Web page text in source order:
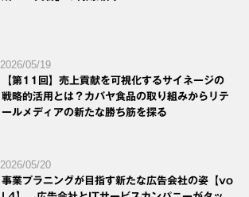
2026/05/19
【第11回】売上貢献を可視化するサイネージの
戦略的活用とは？カバヤ食品の取り組みからリテ
ールメディアの新たな勝ち筋を探る
2026/05/20
事業プラニングが目指す新たな広告会社の姿【vo